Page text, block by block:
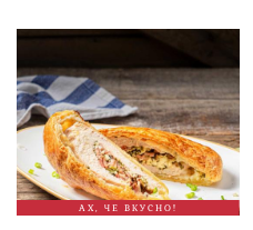
АХ, ЧЕ ВКУСНО!